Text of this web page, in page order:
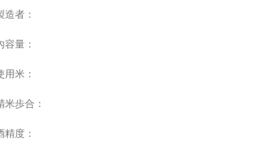
造者：
容量：
用米：
米歩合：
精度：